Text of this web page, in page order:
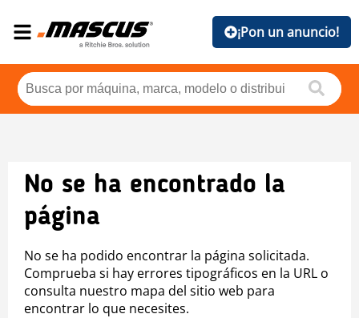
¡Pon un anuncio!
No se ha encontrado la
página
No se ha podido encontrar la página solicitada.
Comprueba si hay errores tipográficos en la URL o
consulta nuestro mapa del sitio web para
encontrar lo que necesites.